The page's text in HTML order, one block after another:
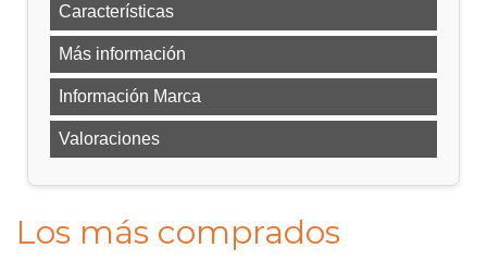
Características
Más información
Información Marca
Valoraciones
Los más comprados